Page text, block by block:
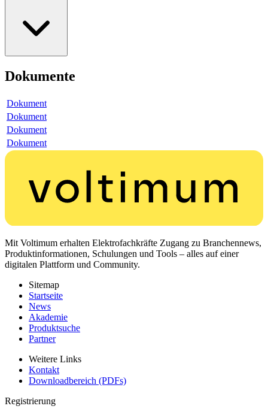
Dokumente
Dokument
Dokument
Dokument
Dokument
Mit Voltimum erhalten Elektrofachkräfte Zugang zu Branchennews,
Produktinformationen, Schulungen und Tools – alles auf einer
digitalen Plattform und Community.
Sitemap
Startseite
News
Akademie
Produktsuche
Partner
Weitere Links
Kontakt
Downloadbereich (PDFs)
Registrierung